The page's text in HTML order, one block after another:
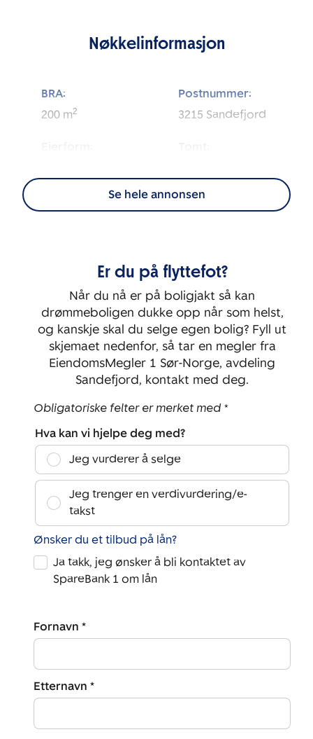
Nøkkelinformasjon
BRA:
200 m2
Postnummer:
3215 Sandefjord
Energimerking:
BRA-i:
3
Se hele annonsen
Er du på flyttefot?
Når du nå er på boligjakt så kan
drømmeboligen dukke opp når som helst,
og kanskje skal du selge egen bolig? Fyll ut
skjemaet nedenfor, så tar en megler fra
EiendomsMegler 1 Sør-Norge, avdeling
Sandefjord, kontakt med deg.
Obligatoriske felter er merket med *
Hva kan vi hjelpe deg med?
Jeg vurderer å selge
Jeg trenger en verdivurdering/e-
takst
Ønsker du et tilbud på lån?
Ja takk, jeg ønsker å bli kontaktet av
SpareBank 1 om lån
Fornavn *
Etternavn *